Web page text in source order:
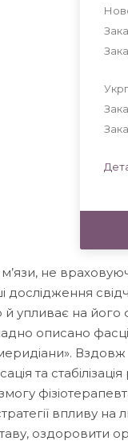
не
дослідження
упливає на його
описано
та
впливу
оздоровити